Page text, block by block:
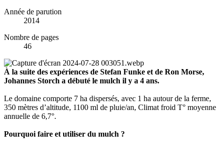
Année de parution
2014
Nombre de pages
46
À la suite des expériences de Stefan Funke et de Ron Morse,
Johannes Storch a débuté le mulch il y a 4 ans.
Le domaine comporte 7 ha dispersés, avec 1 ha autour de la ferme,
350 mètres d’altitude, 1100 ml de pluie/an, Climat froid T° moyenne
annuelle de 6,7°.
Pourquoi faire et utiliser du mulch ?